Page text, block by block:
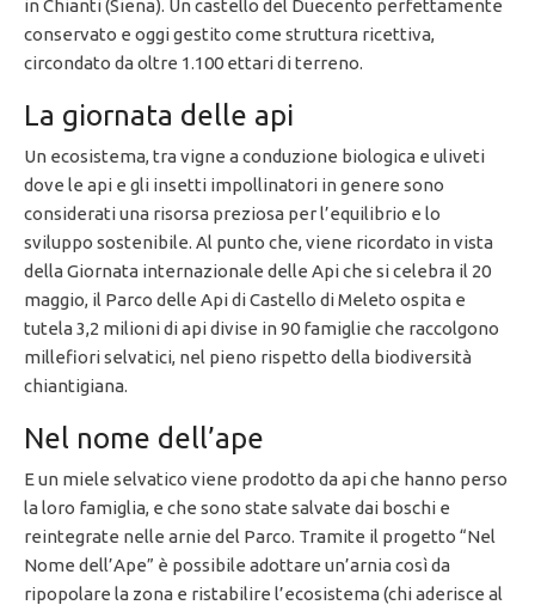
in Chianti (Siena). Un castello del Duecento perfettamente
conservato e oggi gestito come struttura ricettiva,
circondato da oltre 1.100 ettari di terreno.
La giornata delle api
Un ecosistema, tra vigne a conduzione biologica e uliveti
dove le api e gli insetti impollinatori in genere sono
considerati una risorsa preziosa per l’equilibrio e lo
sviluppo sostenibile. Al punto che, viene ricordato in vista
della Giornata internazionale delle Api che si celebra il 20
maggio, il Parco delle Api di Castello di Meleto ospita e
tutela 3,2 milioni di api divise in 90 famiglie che raccolgono
millefiori selvatici, nel pieno rispetto della biodiversità
chiantigiana.
Nel nome dell’ape
E un miele selvatico viene prodotto da api che hanno perso
la loro famiglia, e che sono state salvate dai boschi e
reintegrate nelle arnie del Parco. Tramite il progetto “Nel
Nome dell’Ape” è possibile adottare un’arnia così da
ripopolare la zona e ristabilire l’ecosistema (chi aderisce al